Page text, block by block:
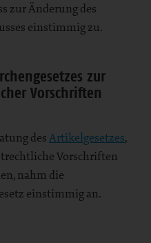
zur Änderung des
einstimmig zu.
zur
Vorschriften
desArtikelgesetzes,
Vorschriften
nahm die
einstimmig an.